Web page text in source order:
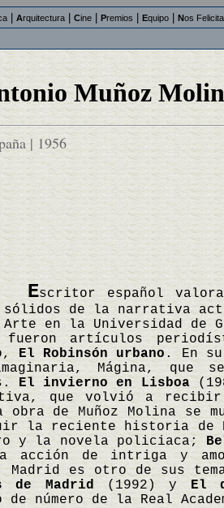
Arquitectura Cine Premios Equipo Nos
Muñoz
| 1956
Escritor español
sólidos de la narrativa
Arte en la Universidad de
fueron artículos
El Robinsón urbano . En
Mágina, que
El invierno en Lisboa
que volvió a
obra de Muñoz Molina se
la reciente historia de
y la novela policiaca;
acción de intriga y
es otro de sus
de Madrid (1992) y El
de número de la Real